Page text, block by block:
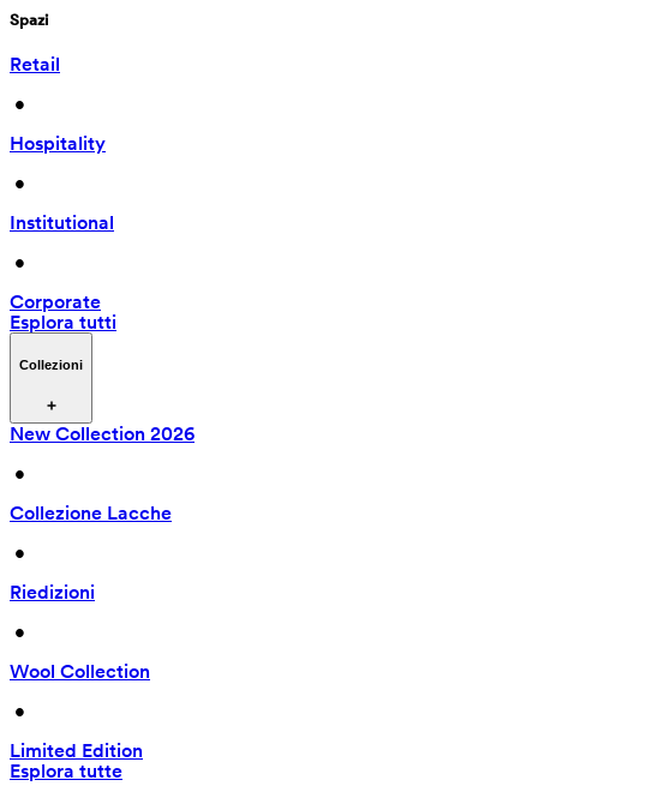
Spazi
Retail
•
Hospitality
•
Institutional
•
Corporate
Esplora tutti
Collezioni
New Collection 2026
•
Collezione Lacche
•
Riedizioni
•
Wool Collection
•
Limited Edition
Esplora tutte